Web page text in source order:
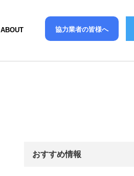
ABOUT 協力業者の皆様へ
おすすめ情報